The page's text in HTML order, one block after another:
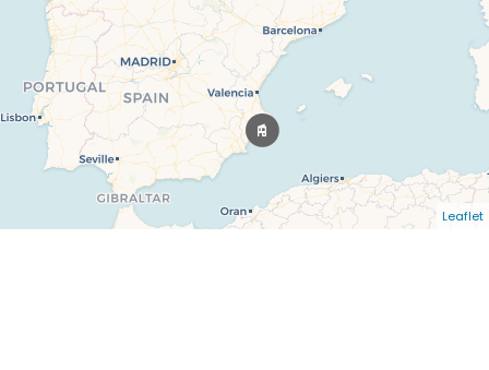
Leaflet